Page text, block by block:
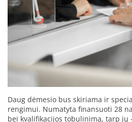
Daug dėmesio bus skiriama ir
rengimui. Numatyta finansuoti 28
bei kvalifikacijos tobulinimą, tarp jų